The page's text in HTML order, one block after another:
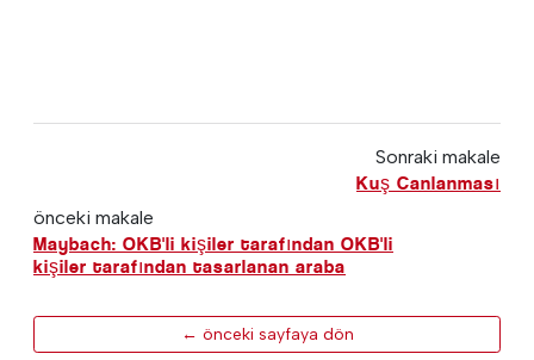
Sonraki makale
Kuş Canlanması
önceki makale
Maybach: OKB'li kişiler tarafından OKB'li
kişiler tarafından tasarlanan araba
← önceki sayfaya dön